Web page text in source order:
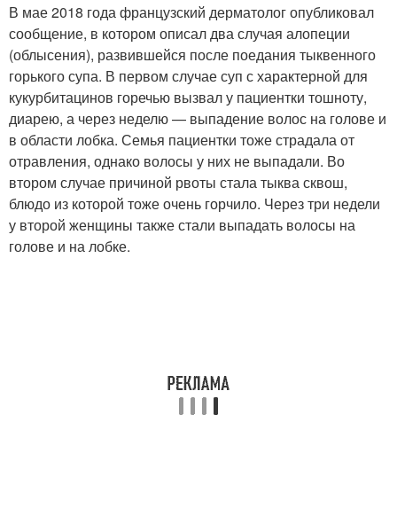
В мае 2018 года французский дерматолог опубликовал
сообщение, в котором описал два случая алопеции
(облысения), развившейся после поедания тыквенного
горького супа. В первом случае суп с характерной для
кукурбитацинов горечью вызвал у пациентки тошноту,
диарею, а через неделю — выпадение волос на голове и
в области лобка. Семья пациентки тоже страдала от
отравления, однако волосы у них не выпадали. Во
втором случае причиной рвоты стала тыква сквош,
блюдо из которой тоже очень горчило. Через три недели
у второй женщины также стали выпадать волосы на
голове и на лобке.